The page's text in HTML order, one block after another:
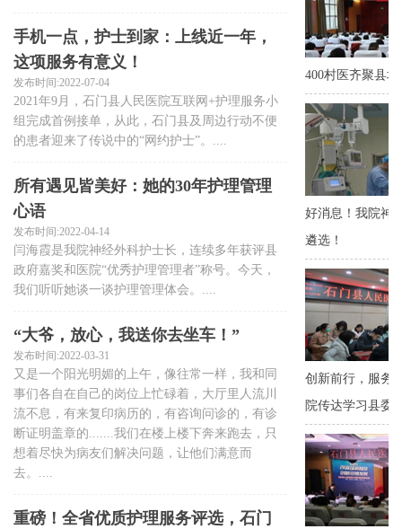
手机一点，护士到家：上线近一年，
这项服务有意义！
发布时间:2022-07-04
2021年9月，石门县人民医院互联网+护理服务小
组完成首例接单，从此，石门县及周边行动不便
的患者迎来了传说中的“网约护士”。....
所有遇见皆美好：她的30年护理管理
心语
发布时间:2022-04-14
闫海霞是我院神经外科护士长，连续多年获评县
政府嘉奖和医院“优秀护理管理者”称号。今天，
我们听听她谈一谈护理管理体会。....
“大爷，放心，我送你去坐车！”
发布时间:2022-03-31
又是一个阳光明媚的上午，像往常一样，我和同
事们各自在自己的岗位上忙碌着，大厅里人流川
流不息，有来复印病历的，有咨询问诊的，有诊
断证明盖章的.......我们在楼上楼下奔来跑去，只
想着尽快为病友们解决问题，让他们满意而
去。....
重磅！全省优质护理服务评选，石门